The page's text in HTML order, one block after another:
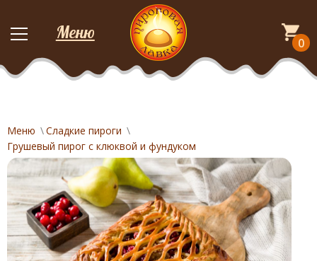
Меню
0
Меню
Сладкие пироги
Грушевый пирог с клюквой и фундуком